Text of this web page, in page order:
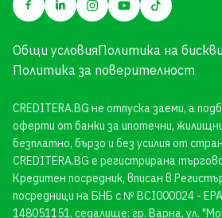
Общи условияПолитика на
Политика за поверителност
CREDITERA.BG не отпуска заеми, а
оферти от банки за ипотечни,
безплатно, бързо и без усилия от
CREDITERA.BG е регистрирана
Кредитен посредник, вписан в
посредници на БНБ с № BCI000024 -
148051151, седалище: гр. Варна, ул.